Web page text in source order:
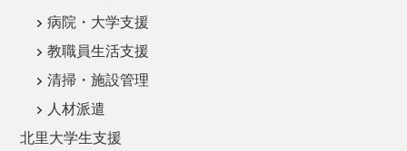
病院・大学支援
教職員生活支援
清掃・施設管理
人材派遣
北里大学生支援